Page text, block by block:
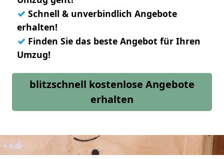
✓ Schnell & unverbindlich Angebote
erhalten!
✓ Finden Sie das beste Angebot für Ihren
Umzug!
blitzschnell kostenlose Angebote
erhalten